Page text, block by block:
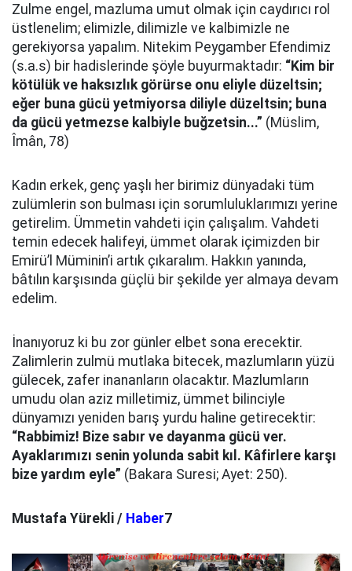
Zulme engel, mazluma umut olmak için caydırıcı rol
üstlenelim; elimizle, dilimizle ve kalbimizle ne
gerekiyorsa yapalım. Nitekim Peygamber Efendimiz
(s.a.s) bir hadislerinde şöyle buyurmaktadır: “Kim bir
kötülük ve haksızlık görürse onu eliyle düzeltsin;
eğer buna gücü yetmiyorsa diliyle düzeltsin; buna
da gücü yetmezse kalbiyle buğzetsin...” (Müslim,
Îmân, 78)
Kadın erkek, genç yaşlı her birimiz dünyadaki tüm
zulümlerin son bulması için sorumluluklarımızı yerine
getirelim. Ümmetin vahdeti için çalışalım. Vahdeti
temin edecek halifeyi, ümmet olarak içimizden bir
Emirü’l Müminin’i artık çıkaralım. Hakkın yanında,
bâtılın karşısında güçlü bir şekilde yer almaya devam
edelim.
İnanıyoruz ki bu zor günler elbet sona erecektir.
Zalimlerin zulmü mutlaka bitecek, mazlumların yüzü
gülecek, zafer inananların olacaktır. Mazlumların
umudu olan aziz milletimiz, ümmet bilinciyle
dünyamızı yeniden barış yurdu haline getirecektir:
“Rabbimiz! Bize sabır ve dayanma gücü ver.
Ayaklarımızı senin yolunda sabit kıl. Kâfirlere karşı
bize yardım eyle” (Bakara Suresi; Ayet: 250).
Mustafa Yürekli / Haber7